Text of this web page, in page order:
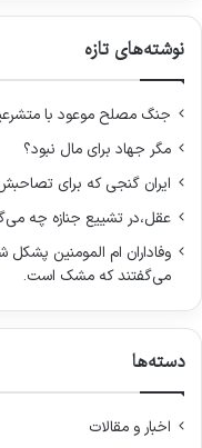
نوشته‌های تازه
جنگ مصلح موعود با
مگر جهاد برای مال نبود؟
ایران گنجی که برای
عقل،در تشییع جنازه چه
وفاداران ام المومنین پشکل
می‌گفتند که مشک است.
دسته‌ها
اخبار و مقالات